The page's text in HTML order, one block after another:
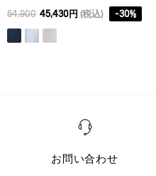
64,900 45,430円 (税込) -30%
お問い合わせ